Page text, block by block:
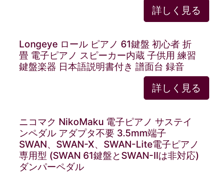
詳しく見る
Longeye ロール ピアノ 61鍵盤 初心者 折
畳 電子ピアノ スピーカー内蔵 子供用 練習
鍵盤楽器 日本語説明書付き 譜面台 録音
詳しく見る
ニコマク NikoMaku 電子ピアノ サステイ
ンペダル アダプタ不要 3.5mm端子
SWAN、SWAN-X、SWAN-Lite電子ピアノ
専用型 (SWAN 61鍵盤とSWAN-IIは非対応)
ダンパーペダル